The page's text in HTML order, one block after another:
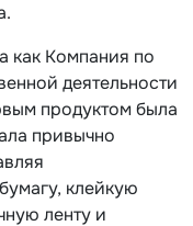
как Компания по
деятельности
продуктом была
привычно
клейкую
ленту и